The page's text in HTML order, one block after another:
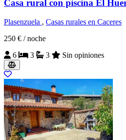
Casa rural con piscina El
Plasenzuela , Casas rurales en Caceres
250 € / noche
6
3 3 Sin opiniones